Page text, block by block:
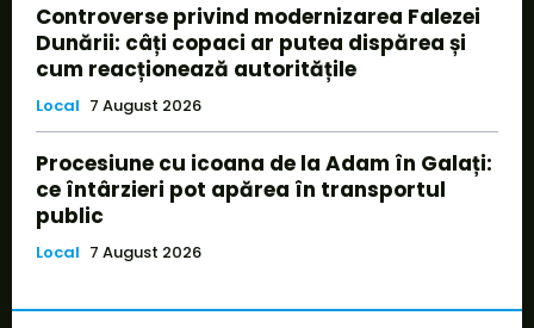
Controverse privind modernizarea Falezei
Dunării: câți copaci ar putea dispărea și
cum reacționează autoritățile
Local 7 August 2026
Procesiune cu icoana de la Adam în Galați:
ce întârzieri pot apărea în transportul
public
Local 7 August 2026